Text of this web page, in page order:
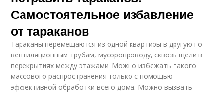
Самостоятельное избавление
от тараканов
Тараканы перемещаются из одной квартиры в другую по
вентиляционным трубам, мусоропроводу, сквозь щели в
перекрытиях между этажами. Можно избежать такого
массового распространения только с помощью
эффективной обработки всего дома. Можно вызвать